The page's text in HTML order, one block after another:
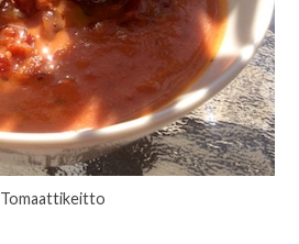
Tomaattikeitto